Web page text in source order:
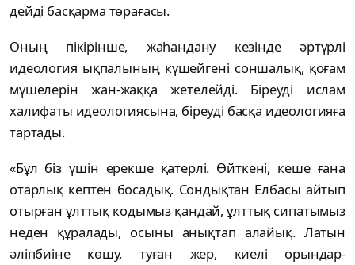
дейді басқарма төрағасы.
Оның пікірінше, жаһандану кезінде әртүрлі
идеология ықпалының күшейгені соншалық, қоғам
мүшелерін жан-жаққа жетелейді. Біреуді ислам
халифаты идеологиясына, біреуді басқа идеологияға
тартады.
«Бұл біз үшін ерекше қатерлі. Өйткені, кеше ғана
отарлық кептен босадық. Сондықтан Елбасы айтып
отырған ұлттық кодымыз қандай, ұлттық сипатымыз
неден құралады, осыны анықтап алайық. Латын
әліпбиіне көшу, туған жер, киелі орындар-